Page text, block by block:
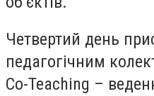
Четвертий день
педагогічним
Сo-Teaching –